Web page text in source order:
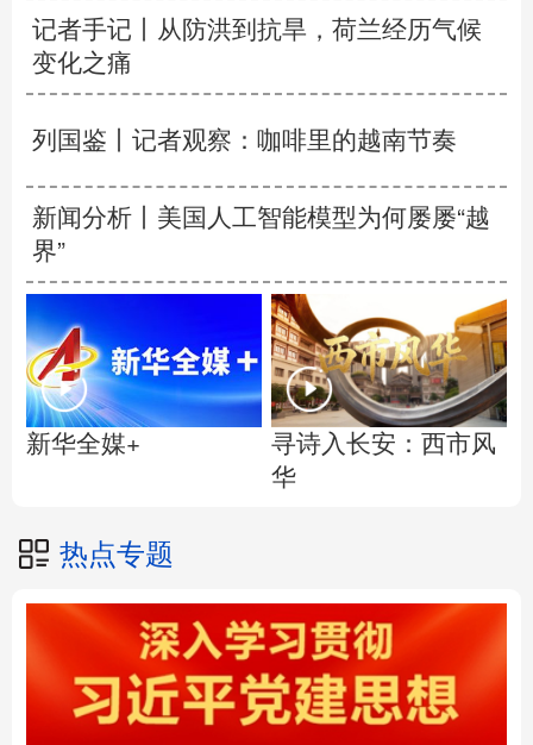
记者手记丨从防洪到抗旱，荷兰经历气候
变化之痛
列国鉴丨记者观察：咖啡里的越南节奏
新闻分析丨美国人工智能模型为何屡屡“越
界”
新华全媒+
寻诗入长安：西市风
华
热点专题